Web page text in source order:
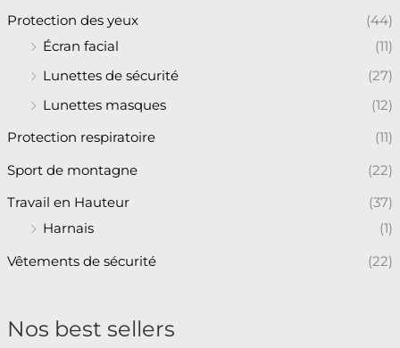
Protection des yeux
(44)
Écran facial
(11)
Lunettes de sécurité
(27)
Lunettes masques
(12)
Protection respiratoire (11)
Sport de montagne (22)
Travail en Hauteur
(37)
Harnais
(1)
Vêtements de sécurité (22)
Nos best sellers